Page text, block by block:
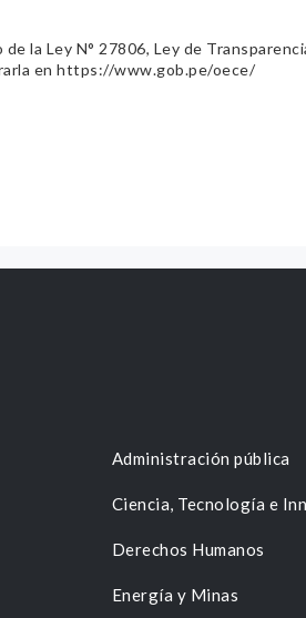
la Ley N° 27806, Ley de
en https://www.gob.pe/oece/
Administración pública
Ciencia, Tecnología e
Derechos Humanos
Energía y Minas